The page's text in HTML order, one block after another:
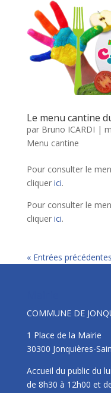
Le menu cantine
par Bruno ICARDI |
Menu cantine
Pour consulter le
cliquer ici.
Pour consulter le
cliquer ici.
« Entrées précédentes
COMMUNE DE
1 Place de la Mairie
30300 Jonquières-
Accueil du public du
de 8h30 à 12h00 et